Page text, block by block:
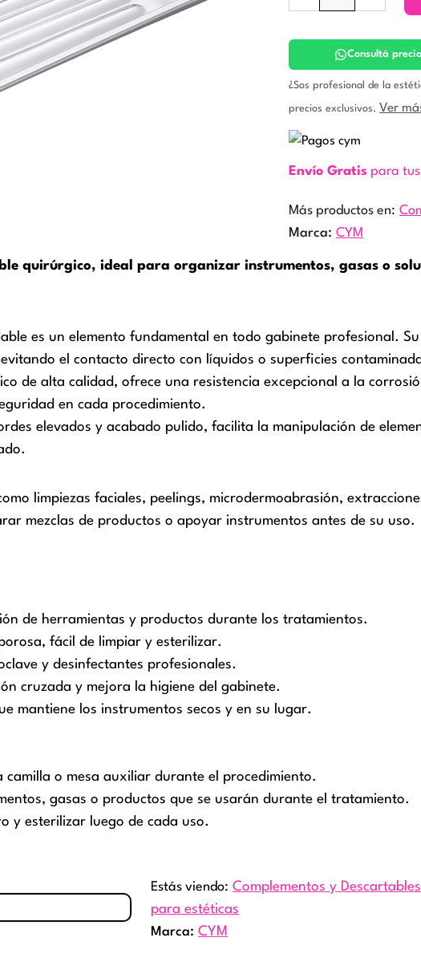
Consultá
¿Sos profesional de la
precios exclusivos. Ver
Envío Gratis para
Más productos en:
Marca:CYM
quirúrgico, ideal para organizar instrumentos, gasas o
es un elemento fundamental en todo gabinete profesional.
el contacto directo con líquidos o superficies
de alta calidad, ofrece una resistencia excepcional a la
en cada procedimiento.
elevados y acabado pulido, facilita la manipulación de
limpiezas faciales, peelings, microdermoabrasión,
mezclas de productos o apoyar instrumentos antes de su uso.
de herramientas y productos durante los tratamientos.
fácil de limpiar y esterilizar.
y desinfectantes profesionales.
cruzada y mejora la higiene del gabinete.
mantiene los instrumentos secos y en su lugar.
camilla o mesa auxiliar durante el procedimiento.
gasas o productos que se usarán durante el tratamiento.
y esterilizar luego de cada uso.
Estás viendo: Complementos y Descartables
para estéticas
Marca:CYM